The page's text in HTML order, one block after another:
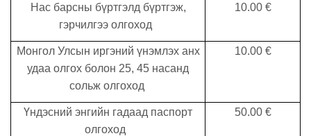
Нас барсны бүртгэлд бүртгэж,
гэрчилгээ олгоход
10.00 €
Монгол Улсын иргэний үнэмлэх анх
удаа олгох болон 25, 45 насанд
сольж олгоход
10.00 €
Үндэсний энгийн гадаад паспорт
олгоход
50.00 €